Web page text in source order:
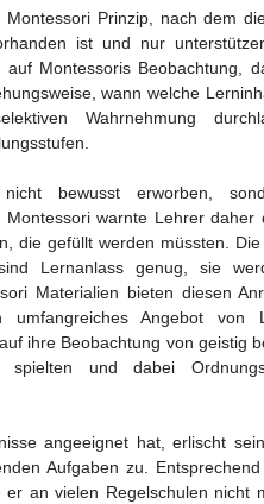
Prinzip, nach dem
ist und nur
Montessoris Beobachtung,
wann welche
Wahrnehmung
bewusst erworben,
Montessori warnte Lehrer daher
die gefüllt werden müssten.
Lernanlass genug, sie
Materialien bieten diesen
umfangreiches Angebot von
ihre Beobachtung von geistig
und dabei
angeeignet hat, erlischt
Aufgaben zu.
an vielen Regelschulen nicht